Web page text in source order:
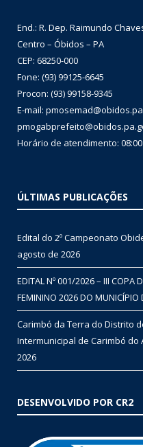
End.: R. Dep. Raimundo
Centro – Óbidos – PA
CEP: 68250-000
Fone: (93) 99125-6645
Procon: (93) 99158-9345
E-mail:
Horário de atendimento:
ÚLTIMAS PUBLICAÇÕES
Edital do 2º Campeonato
agosto de 2026
EDITAL Nº 001/2026 – III COPA
FEMININO 2026 DO MUNICÍPIO
Carimbó da Terra do Distrito
Intermunicipal de Carimbó do
2026
DESENVOLVIDO POR CR2